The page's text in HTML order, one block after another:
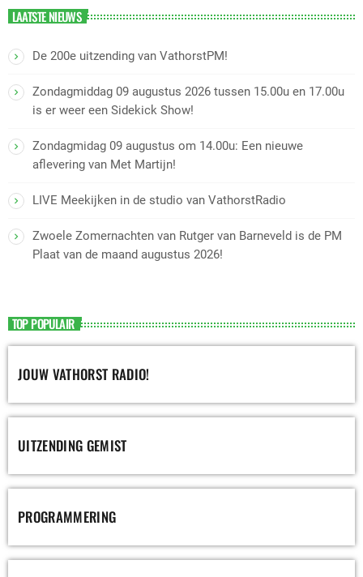
LAATSTE NIEUWS
De 200e uitzending van VathorstPM!
Zondagmiddag 09 augustus 2026 tussen 15.00u en 17.00u
is er weer een Sidekick Show!
Zondagmidag 09 augustus om 14.00u: Een nieuwe
aflevering van Met Martijn!
LIVE Meekijken in de studio van VathorstRadio
Zwoele Zomernachten van Rutger van Barneveld is de PM
Plaat van de maand augustus 2026!
TOP POPULAIR
JOUW VATHORST RADIO!
UITZENDING GEMIST
PROGRAMMERING